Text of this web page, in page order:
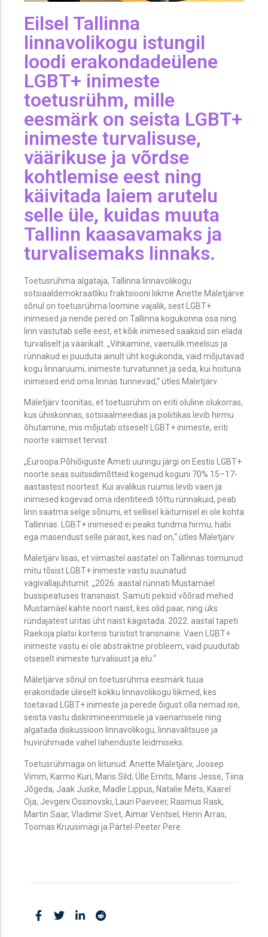
Eilsel Tallinna
linnavolikogu istungil
loodi erakondadeülene
LGBT+ inimeste
toetusrühm, mille
eesmärk on seista LGBT+
inimeste turvalisuse,
väärikuse ja võrdse
kohtlemise eest ning
käivitada laiem arutelu
selle üle, kuidas muuta
Tallinn kaasavamaks ja
turvalisemaks linnaks.
Toetusrühma algataja, Tallinna linnavolikogu
sotsiaaldemokraatliku fraktsiooni liikme Anette Mäletjärve
sõnul on toetusrühma loomine vajalik, sest LGBT+
inimesed ja nende pered on Tallinna kogukonna osa ning
linn vastutab selle eest, et kõik inimesed saaksid siin elada
turvaliselt ja väärikalt. „Vihkamine, vaenulik meelsus ja
rünnakud ei puuduta ainult üht kogukonda, vaid mõjutavad
kogu linnaruumi, inimeste turvatunnet ja seda, kui hoituna
inimesed end oma linnas tunnevad,“ ütles Mäletjärv.
Mäletjärv toonitas, et toetusrühm on eriti oluline olukorras,
kus ühiskonnas, sotsiaalmeedias ja poliitikas levib hirmu
õhutamine, mis mõjutab otseselt LGBT+ inimeste, eriti
noorte vaimset tervist.
„Euroopa Põhiõiguste Ameti uuringu järgi on Eestis LGBT+
noorte seas suitsiidimõtteid kogenud koguni 70% 15–17-
aastastest noortest. Kui avalikus ruumis levib vaen ja
inimesed kogevad oma identiteedi tõttu rünnakuid, peab
linn saatma selge sõnumi, et sellisel käitumisel ei ole kohta
Tallinnas. LGBT+ inimesed ei peaks tundma hirmu, häbi
ega masendust selle pärast, kes nad on,“ ütles Mäletjärv.
Mäletjärv lisas, et viimastel aastatel on Tallinnas toimunud
mitu tõsist LGBT+ inimeste vastu suunatud
vägivallajuhtumit. „2026. aastal rünnati Mustamäel
bussipeatuses transnaist. Samuti peksid võõrad mehed
Mustamäel kahte noort naist, kes olid paar, ning üks
ründajatest üritas üht naist kägistada. 2022. aastal tapeti
Raekoja platsi korteris turistist transnaine. Vaen LGBT+
inimeste vastu ei ole abstraktne probleem, vaid puudutab
otseselt inimeste turvalisust ja elu.“
Mäletjärve sõnul on toetusrühma eesmärk tuua
erakondade üleselt kokku linnavolikogu liikmed, kes
toetavad LGBT+ inimeste ja perede õigust olla nemad ise,
seista vastu diskrimineerimisele ja vaenamisele ning
algatada diskussioon linnavolikogu, linnavalitsuse ja
huvirühmade vahel lahenduste leidmiseks.
Toetusrühmaga on liitunud: Anette Mäletjärv, Joosep
Vimm, Karmo Kuri, Maris Sild, Ülle Ernits, Maris Jesse, Tiina
Jõgeda, Jaak Juske, Madle Lippus, Natalie Mets, Kaarel
Oja, Jevgeni Ossinovski, Lauri Paeveer, Rasmus Rask,
Martin Saar, Vladimir Svet, Aimar Ventsel, Henri Arras,
Toomas Kruusimägi ja Pärtel-Peeter Pere.